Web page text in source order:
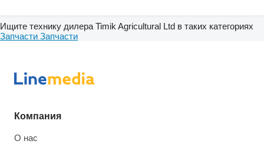
Ищите технику дилера Timik Agricultural Ltd в таких категориях
Запчасти Запчасти
Компания
О нас